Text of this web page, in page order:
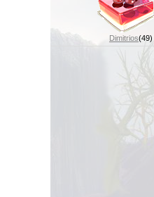
Dimitrios(49)